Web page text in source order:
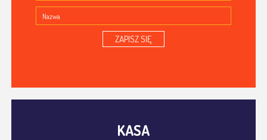
ZAPISZ SIĘ
KASA